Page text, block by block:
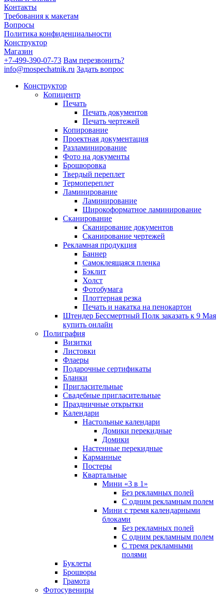
Контакты
Требования к макетам
Вопросы
Политика конфиденциальности
Конструктор
Магазин
+7-499-390-07-73 Вам перезвонить?
info@mospechatnik.ru Задать вопрос
Конструктор
Копицентр
Печать
Печать документов
Печать чертежей
Копирование
Проектная документация
Разламинирование
Фото на документы
Брошюровка
Твердый переплет
Термопереплет
Ламинирование
Ламинирование
Широкоформатное ламинирование
Сканирование
Сканирование документов
Сканирование чертежей
Рекламная продукция
Баннер
Самоклеящаяся пленка
Бэклит
Холст
Фотобумага
Плоттерная резка
Печать и накатка на пенокартон
Штендер Бессмертный Полк заказать к 9 Мая
купить онлайн
Полиграфия
Визитки
Листовки
Флаеры
Подарочные сертификаты
Бланки
Пригласительные
Свадебные пригласительные
Праздничные открытки
Календари
Настольные календари
Домики перекидные
Домики
Настенные перекидные
Карманные
Постеры
Квартальные
Мини «3 в 1»
Без рекламных полей
С одним рекламным полем
Мини с тремя календарными
блоками
Без рекламных полей
С одним рекламным полем
С тремя рекламными
полями
Буклеты
Брошюры
Грамота
Фотосувениры